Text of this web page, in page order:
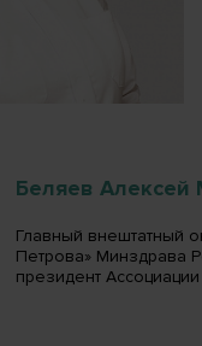
Беляев Алексей
Главный внештатный
Петрова» Минздрава
президент